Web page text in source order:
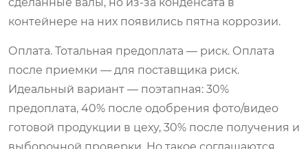
контейнере на них появились пятна коррозии.
Оплата. Тотальная предоплата — риск. Оплата
после приемки — для поставщика риск.
Идеальный вариант — поэтапная: 30%
предоплата, 40% после одобрения фото/видео
готовой продукции в цеху, 30% после получения и